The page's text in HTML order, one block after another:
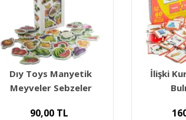
İlişki Kurma Eğlenceli
Bulmacalar
160,00TL
Dıytoys